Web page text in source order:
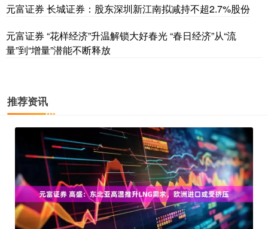
元富证券 长城证券：股东深圳新江南拟减持不超2.7%股份
元富证券 “花样经济”升温解锁大好春光 “春日经济”从“流
量”到“增量”潜能不断释放
推荐资讯